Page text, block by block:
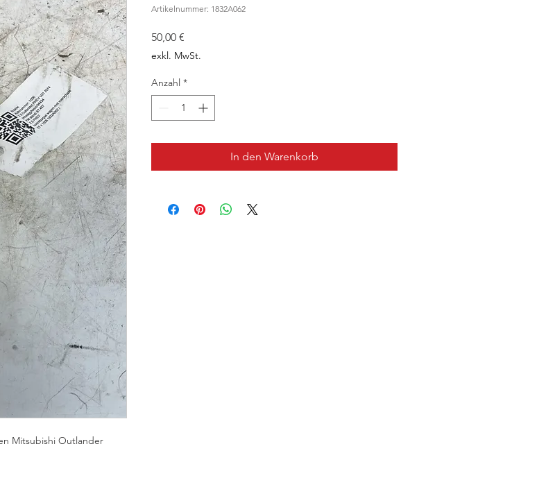
Mitsubishi Outlander
Artikelnummer: 1832A062
50,00 €
exkl. MwSt.
Anzahl *
In den Warenkorb